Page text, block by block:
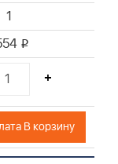
1
i
+
В корзину